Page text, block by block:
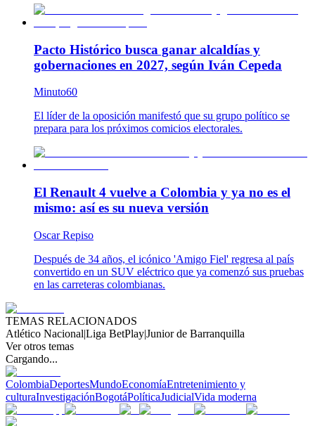
Pacto Histórico busca ganar alcaldías y
gobernaciones en 2027, según Iván Cepeda
Minuto60
El líder de la oposición manifestó que su grupo político se
prepara para los próximos comicios electorales.
El Renault 4 vuelve a Colombia y ya no es el
mismo: así es su nueva versión
Oscar Repiso
Después de 34 años, el icónico 'Amigo Fiel' regresa al país
convertido en un SUV eléctrico que ya comenzó sus pruebas
en las carreteras colombianas.
TEMAS RELACIONADOS
Atlético Nacional|Liga BetPlay|Junior de Barranquilla
Ver otros temas
Cargando...
ColombiaDeportesMundoEconomíaEntretenimiento y
culturaInvestigaciónBogotáPolíticaJudicialVida moderna